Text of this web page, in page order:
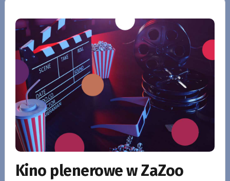
Kino plenerowe w ZaZoo